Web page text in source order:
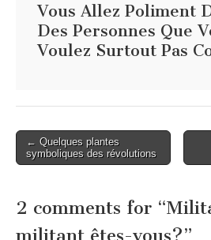
Vous Allez Poliment
Des Personnes Que
Voulez Surtout Pas
Post
navigation
← Quelques plantes
symboliques des révolutions
2 comments for “
militant êtes-vous?”